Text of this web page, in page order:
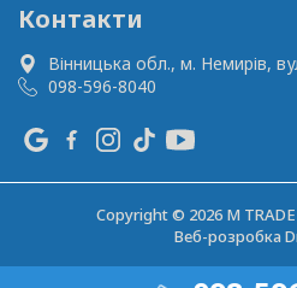
Контакти
Вінницька обл., м. Немирів,
098-596-8040
Copyright © 2026 M
Веб-розробка